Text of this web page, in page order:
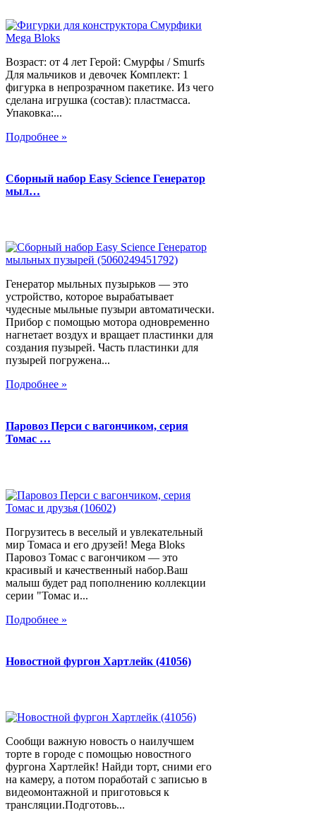
Возраст: от 4 лет Герой: Смурфы / Smurfs
Для мальчиков и девочек Комплект: 1
фигурка в непрозрачном пакетике. Из чего
сделана игрушка (состав): пластмасса.
Упаковка:...
Подробнее »
Сборный набор Easy Science Генератор
мыл…
Генератор мыльных пузырьков — это
устройство, которое вырабатывает
чудесные мыльные пузыри автоматически.
Прибор с помощью мотора одновременно
нагнетает воздух и вращает пластинки для
создания пузырей. Часть пластинки для
пузырей погружена...
Подробнее »
Паровоз Перси с вагончиком, серия
Томас …
Погрузитесь в веселый и увлекательный
мир Томаса и его друзей! Mega Bloks
Паровоз Томас с вагончиком — это
красивый и качественный набор.Ваш
малыш будет рад пополнению коллекции
серии "Томас и...
Подробнее »
Новостной фургон Хартлейк (41056)
Сообщи важную новость о наилучшем
торте в городе с помощью новостного
фургона Хартлейк! Найди торт, сними его
на камеру, а потом поработай с записью в
видеомонтажной и приготовься к
трансляции.Подготовь...